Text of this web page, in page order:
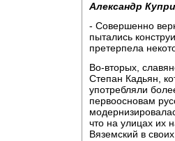
Александр
- Совершенно
пытались
претерпела
Во-вторых,
Степан Кадьян,
употребляли
первоосновам
что на улицах их
Вяземский в